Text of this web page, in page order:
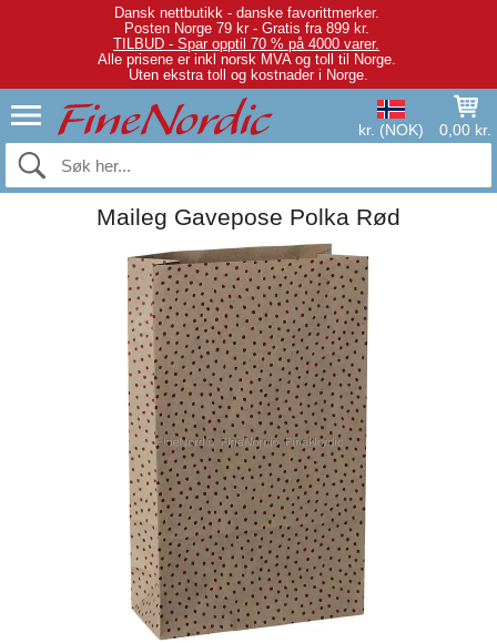
Dansk nettbutikk - danske favorittmerker.
Posten Norge 79 kr - Gratis fra 899 kr.
TILBUD - Spar opptil 70 % på 4000 varer.
Alle prisene er inkl norsk MVA og toll til Norge.
Uten ekstra toll og kostnader i Norge.
kr. (NOK) 0,00 kr.
Maileg Gavepose Polka Rød